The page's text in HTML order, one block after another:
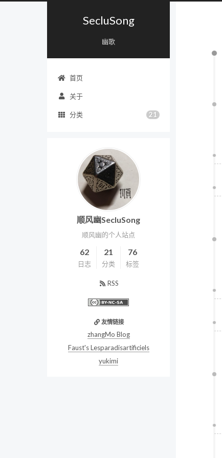
SecluSong
幽歌
首页
关于
分类 21
顺风幽SecluSong
顺风幽的个人站点
62
日志
21
分类
76
标签
RSS
友情链接
zhangMo Blog
Faust's Lesparadisartificiels
yukimi